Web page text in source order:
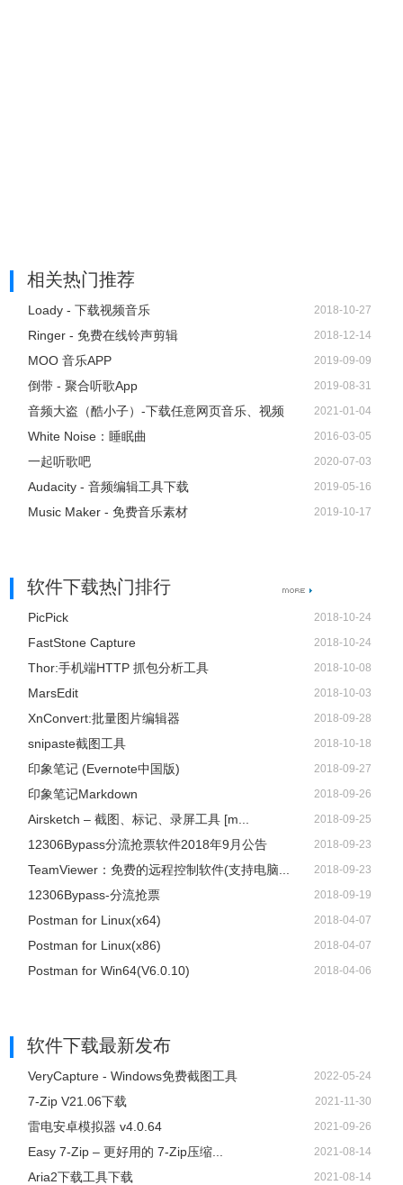
相关热门推荐
Loady - 下载视频音乐 2018-10-27
Ringer - 免费在线铃声剪辑 2018-12-14
MOO 音乐APP 2019-09-09
倒带 - 聚合听歌App 2019-08-31
音频大盗（酷小子）-下载任意网页音乐、视频 2021-01-04
White Noise：睡眠曲 2016-03-05
一起听歌吧 2020-07-03
Audacity - 音频编辑工具下载 2019-05-16
Music Maker - 免费音乐素材 2019-10-17
软件下载热门排行
PicPick 2018-10-24
FastStone Capture 2018-10-24
Thor:手机端HTTP 抓包分析工具 2018-10-08
MarsEdit 2018-10-03
XnConvert:批量图片编辑器 2018-09-28
snipaste截图工具 2018-10-18
印象笔记 (Evernote中国版) 2018-09-27
印象笔记Markdown 2018-09-26
Airsketch – 截图、标记、录屏工具 [m... 2018-09-25
12306Bypass分流抢票软件2018年9月公告 2018-09-23
TeamViewer：免费的远程控制软件(支持电脑... 2018-09-23
12306Bypass-分流抢票 2018-09-19
Postman for Linux(x64) 2018-04-07
Postman for Linux(x86) 2018-04-07
Postman for Win64(V6.0.10) 2018-04-06
软件下载最新发布
VeryCapture - Windows免费截图工具 2022-05-24
7-Zip V21.06下载 2021-11-30
雷电安卓模拟器 v4.0.64 2021-09-26
Easy 7-Zip – 更好用的 7-Zip压缩... 2021-08-14
Aria2下载工具下载 2021-08-14